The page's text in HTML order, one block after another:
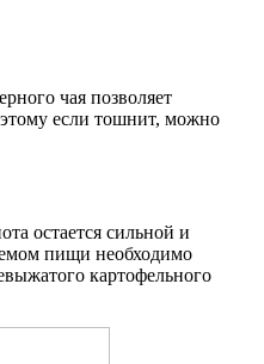
чая позволяет
если тошнит, можно
остается сильной и
пищи необходимо
картофельного